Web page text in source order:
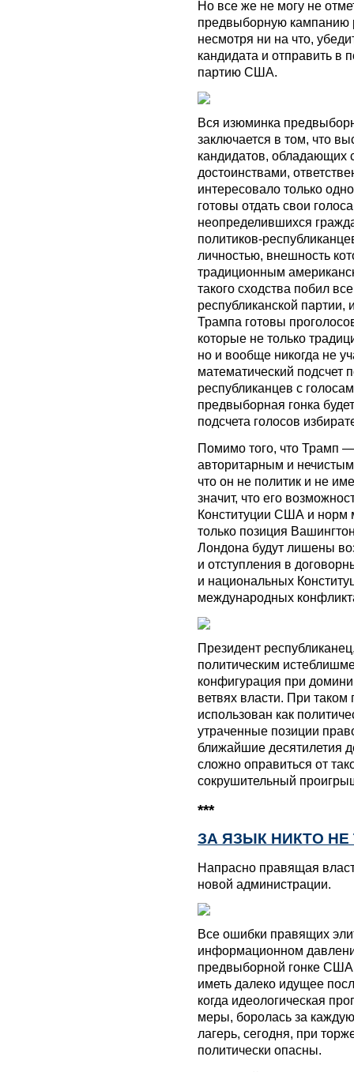
Но все же не могу не
предвыборную кампанию
несмотря ни на что,
кандидата и отправить в
партию США.
Вся изюминка
заключается в том, что
кандидатов,
достоинствами,
интересовало только
готовы отдать свои
неопределившихся
политиков-
личностью, внешность
традиционным
такого сходства побил
республиканской партии,
Трампа готовы
которые не только
но и вообще никогда не
математический подсчет
республиканцев с
предвыборная гонка
подсчета голосов
Помимо того, что Трамп
авторитарным и
что он не политик и не
значит, что его
Конституции США и норм
только позиция
Лондона будут лишены
и отступления в
и национальных
международных
Президент
политическим
конфигурация при
ветвях власти. При таком
использован как
утраченные позиции
ближайшие десятилетия
сложно оправиться от
сокрушительный
***
ЗА ЯЗЫК НИКТО НЕ
Напрасно правящая
новой администрации.
Все ошибки правящих
информационном
предвыборной гонке США
иметь далеко идущее
когда идеологическая
меры, боролась за
лагерь, сегодня, при
политически опасны.